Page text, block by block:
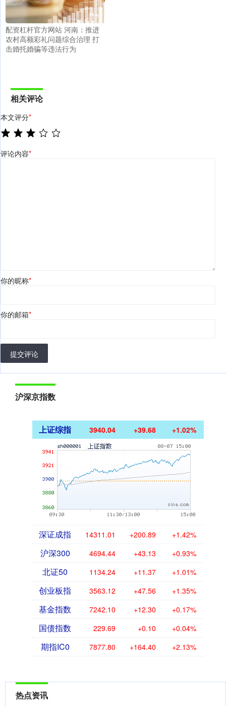
配资杠杆官方网站 河南：推进
农村高额彩礼问题综合治理 打
击婚托婚骗等违法行为
相关评论
本文评分*
评论内容*
你的昵称*
你的邮箱*
提交评论
沪深京指数
上证综指 3940.04 +39.68 +1.02%
深证成指 14311.01 +200.89 +1.42%
沪深300 4694.44 +43.13 +0.93%
北证50 1134.24 +11.37 +1.01%
创业板指 3563.12 +47.56 +1.35%
基金指数 7242.10 +12.30 +0.17%
国债指数 229.69 +0.10 +0.04%
期指IC0 7877.80 +164.40 +2.13%
热点资讯